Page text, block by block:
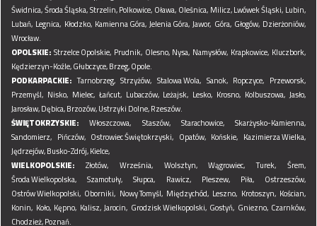
Świdnica,Środa Śląska,Strzelin,Polkowice, Oława, Oleśnica, Milicz,Lwówek Śląski, Lubin,
Lubań, Legnica, Kłodzko, Kamienna Góra, Jelenia Góra, Jawor, Góra, Głogów, Dzierżoniów,
Wrocław.
OPOLSKIE: Strzelce Opolskie, Prudnik, Olesno, Nysa, Namysłów, Krapkowice, Kluczbork,
Kędzierzyn-Koźle,Głubczyce,Brzeg,Opole.
PODKARPACKIE: Tarnobrzeg, Strzyżów, Stalowa Wola, Sanok, Ropczyce, Przeworsk,
Przemyśl, Nisko, Mielec, Łańcut, Lubaczów, Leżajsk, Lesko, Krosno, Kolbuszowa, Jasło,
Jarosław,Dębica,Brzozów,Ustrzyki Dolne,Rzeszów.
ŚWIĘTOKRZYSKIE:
Włoszczowa, Staszów, Starachowice,
Skarżysko-Kamienna,
Sandomierz, Pińczów, Ostrowiec Świętokrzyski, Opatów, Końskie, Kazimierza Wielka,
Jędrzejów,Busko-Zdrój,Kielce,
WIELKOPOLSKIE:
Złotów, Września, Wolsztyn, Wągrowiec, Turek,
Śrem,
Środa Wielkopolska,
Szamotuły, Słupca, Rawicz, Pleszew, Piła,
Ostrzeszów,
Ostrów Wielkopolski, Oborniki, Nowy Tomyśl, Międzychód, Leszno, Krotoszyn, Kościan,
Konin, Koło, Kępno, Kalisz, Jarocin, Grodzisk Wielkopolski, Gostyń, Gniezno, Czarnków,
Chodzież,Poznań.